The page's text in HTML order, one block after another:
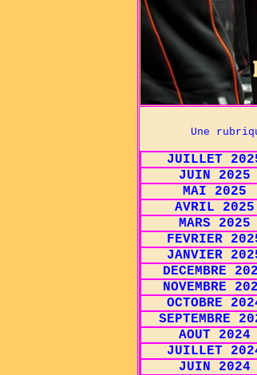
Une rubrique
JUILLET
JUIN 2025
MAI 2025
AVRIL 2025
MARS 2025
FEVRIER
JANVIER
DECEMBRE
NOVEMBRE
OCTOBRE
SEPTEMBRE
AOUT 2024
JUILLET
JUIN 2024